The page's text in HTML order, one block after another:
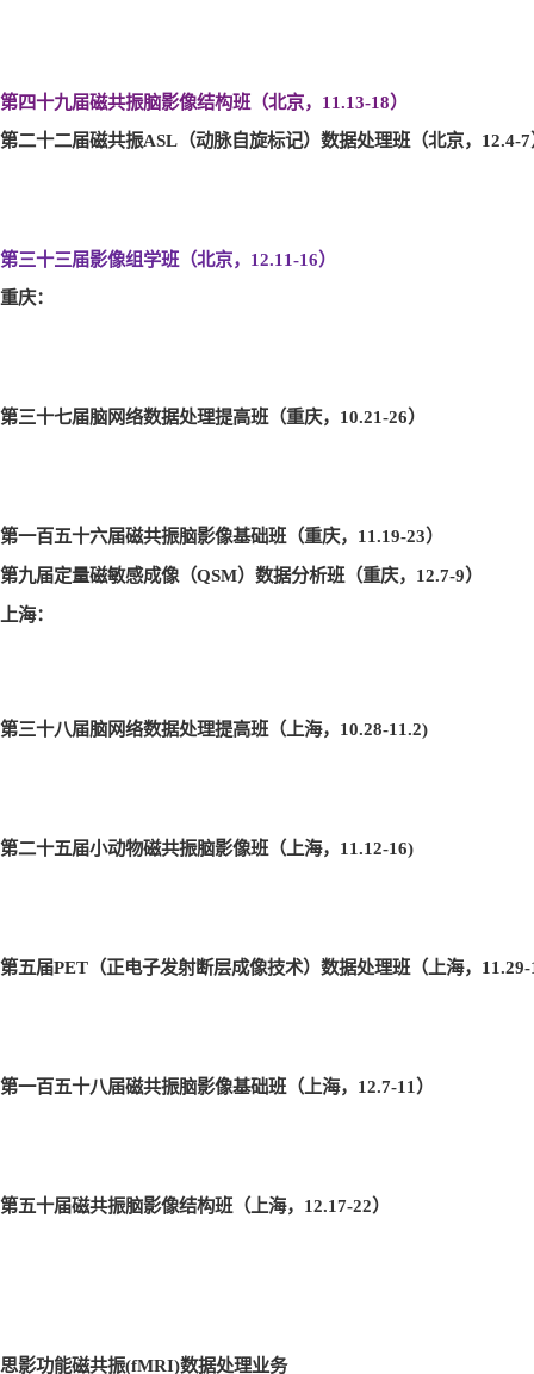
第四十九届磁共振脑影像结构班（北京，11.13-18）
第二十二届磁共振ASL （动脉自旋标记）数据处理班（北京，12.4-7
第三十三届影像组学班（北京，12.11-16）
重庆：
第三十七届脑网络数据处理提高班（重庆，10.21-26）
第一百五十六届磁共振脑影像基础班（重庆，11.19-23）
第九届定量磁敏感成像（QSM）数据分析班（重庆，12.7-9）
上海：
第三十八届脑网络数据处理提高班（上海，10.28-11.2)
第二十五届小动物磁共振脑影像班（上海，11.12-16)
第五届PET （正电子发射断层成像技术）数据处理班（上海，11.29-
第一百五十八届磁共振脑影像基础班（上海，12.7-11 ）
第五十届磁共振脑影像结构班（上海，12.17-22）
思影功能磁共振(fMRI)数据处理业务